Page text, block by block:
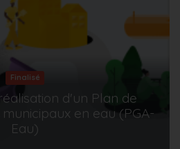
Finalisé
d'un Plan de
en eau (PGA-
Eau)